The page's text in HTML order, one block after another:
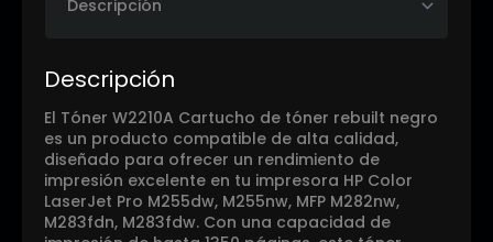
Descripción
El Tóner W2210A Cartucho de tóner rebuilt negro
es un producto compatible de alta calidad,
diseñado para ofrecer un rendimiento de
impresión excelente en tu impresora HP Color
LaserJet Pro M255dw, M255nw, MFP M282nw,
M283fdn, M283fdw. Con una capacidad de